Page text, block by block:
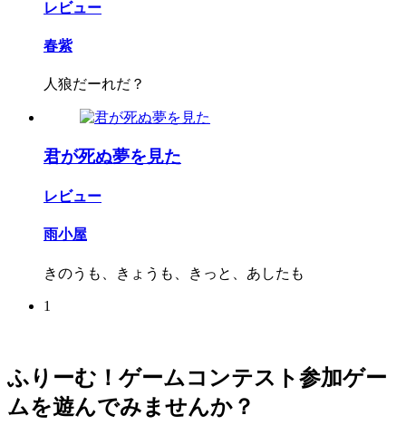
レビュー
春紫
人狼だーれだ？
君が死ぬ夢を見た
レビュー
雨小屋
きのうも、きょうも、きっと、あしたも
1
ふりーむ！ゲームコンテスト参加ゲー
ムを遊んでみませんか？